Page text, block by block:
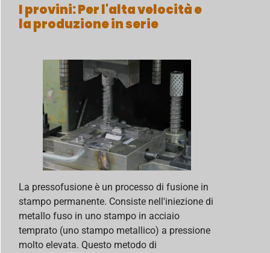
I provini: Per l'alta velocità e
la produzione in serie
La pressofusione è un processo di fusione in
stampo permanente. Consiste nell'iniezione di
metallo fuso in uno stampo in acciaio
temprato (uno stampo metallico) a pressione
molto elevata. Questo metodo di